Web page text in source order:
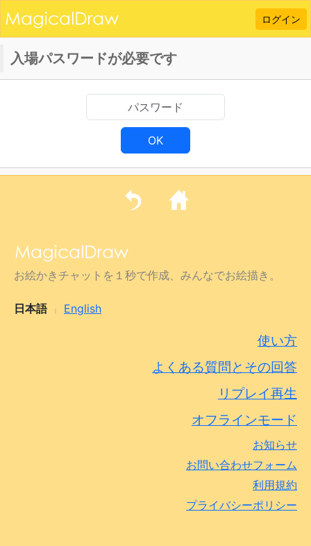
ログイン
入場パスワードが必要です
OK
お絵かきチャットを１秒で作成、みんなでお絵描き。
日本語 English
使い方
よくある質問とその回答
リプレイ再生
オフラインモード
お知らせ
お問い合わせフォーム
利用規約
プライバシーポリシー